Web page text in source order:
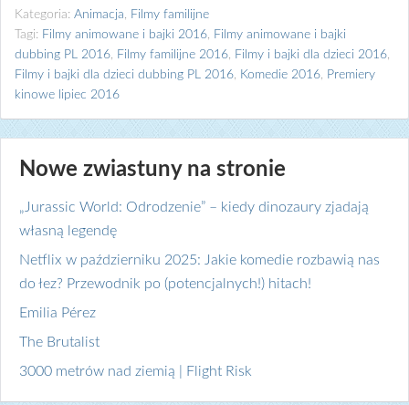
Kategoria: Animacja, Filmy familijne
Tagi: Filmy animowane i bajki 2016, Filmy animowane i bajki
dubbing PL 2016, Filmy familijne 2016, Filmy i bajki dla dzieci 2016,
Filmy i bajki dla dzieci dubbing PL 2016, Komedie 2016, Premiery
kinowe lipiec 2016
Nowe zwiastuny na stronie
„Jurassic World: Odrodzenie” – kiedy dinozaury zjadają
własną legendę
Netflix w październiku 2025: Jakie komedie rozbawią nas
do łez? Przewodnik po (potencjalnych!) hitach!
Emilia Pérez
The Brutalist
3000 metrów nad ziemią | Flight Risk